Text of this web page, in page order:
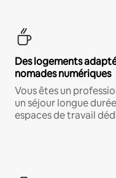
Des logements
nomades numériques
Vous êtes un
un séjour longue
espaces de travail